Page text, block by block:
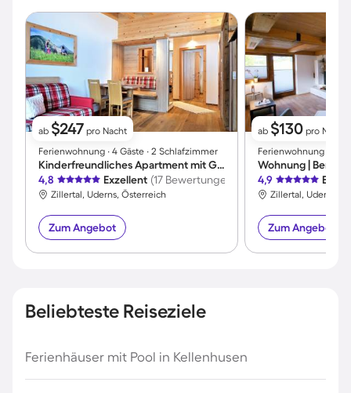
ab $247 pro Nacht
Ferienwohnung ∙ 4 Gäste ∙ 2 Schlafzimmer
Kinderfreundliches Apartment mit Garten, Grill und Sauna | Bergblick | Haustiere sind willkommen
4,8
Exzellent (17 Bewertungen)
Zillertal, Uderns, Österreich
Zum Angebot
ab $130 pro Nacht
Ferienwohnung ∙ 6
Wohnung |
4,9
Zillertal, Uderns,
Zum Angebot
Beliebteste Reiseziele
Ferienhäuser mit Pool in Kellenhusen